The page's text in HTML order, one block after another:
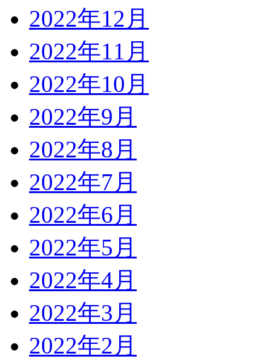
2022年12月
2022年11月
2022年10月
2022年9月
2022年8月
2022年7月
2022年6月
2022年5月
2022年4月
2022年3月
2022年2月